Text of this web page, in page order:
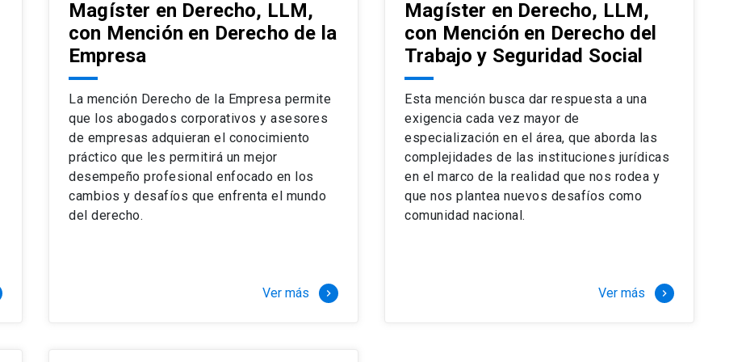
Magíster en Derecho, LLM,
con Mención en Derecho de la
Empresa
La mención Derecho de la Empresa permite
que los abogados corporativos y asesores
de empresas adquieran el conocimiento
práctico que les permitirá un mejor
desempeño profesional enfocado en los
cambios y desafíos que enfrenta el mundo
del derecho.
Ver más keyboard_arrow_right
Magíster en Derecho, LLM,
con Mención en Derecho del
Trabajo y Seguridad Social
Esta mención busca dar respuesta a una
exigencia cada vez mayor de
especialización en el área, que aborda las
complejidades de las instituciones jurídicas
en el marco de la realidad que nos rodea y
que nos plantea nuevos desafíos como
comunidad nacional.
Ver más keyboard_arrow_right